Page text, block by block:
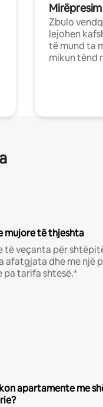
Zbulo
lejohen
të mund ta
mikun tënd
mujore të thjeshta
të veçanta për
afatgjata dhe me një
pa tarifa shtesë.*
apartamente me